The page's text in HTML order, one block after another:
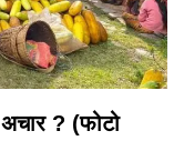
? (फोटो